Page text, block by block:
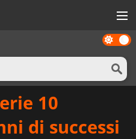
Dark
mode
10
di successi